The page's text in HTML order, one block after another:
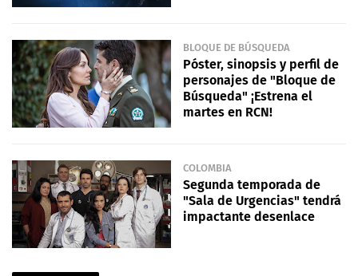
BLOQUE DE BÚSQUEDA
Póster, sinopsis y perfil de
personajes de "Bloque de
Búsqueda" ¡Estrena el
martes en RCN!
COLOMBIA
Segunda temporada de
"Sala de Urgencias" tendrá
impactante desenlace